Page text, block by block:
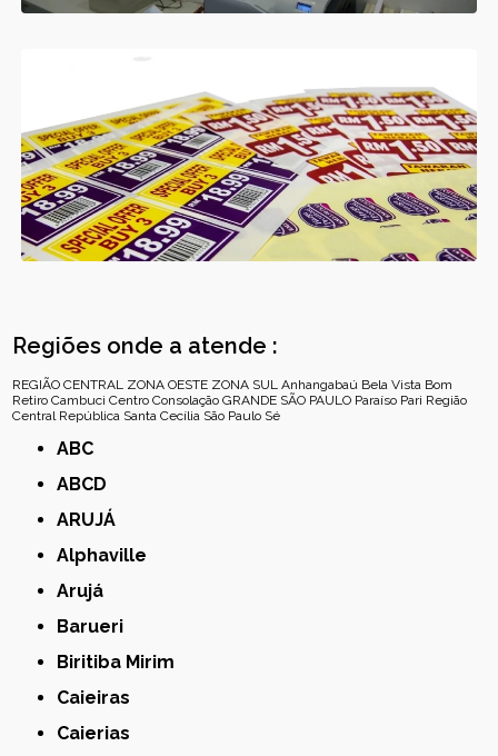
Regiões onde a atende :
REGIÃO CENTRAL ZONA OESTE ZONA SUL Anhangabaú Bela Vista Bom
Retiro Cambuci Centro Consolação GRANDE SÃO PAULO Paraíso Pari Região
Central República Santa Cecília São Paulo Sé
ABC
ABCD
ARUJÁ
Alphaville
Arujá
Barueri
Biritiba Mirim
Caieiras
Caierias